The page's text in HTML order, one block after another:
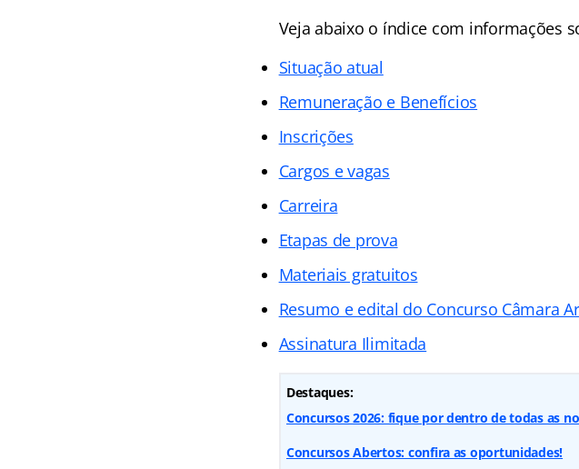
Veja abaixo o índice com informações
Situação atual
Remuneração e Benefícios
Inscrições
Cargos e vagas
Carreira
Etapas de prova
Materiais gratuitos
Resumo e edital do Concurso Câmara
Assinatura Ilimitada
Destaques:
Concursos 2026: fique por dentro de todas as
Concursos Abertos: confira as oportunidades!